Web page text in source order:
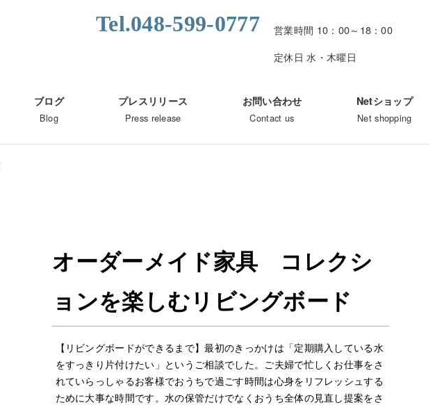
Tel.048-599-0777
営業時間 10：00～18：00
定休日 水・木曜日
ブログ
Blog
プレスリリース
Press release
お問い合わせ
Contact us
Netショップ
Net shopping
オーダーメイド家具 コレクシ
ョンを楽しむリビングボード
【リビングボードができるまで】最初のきっかけは「定期購入している水
をすっきり片付けたい」というご相談でした。ご夫婦で忙しくお仕事をさ
れていらっしゃるお客様でおうちで過ごす時間は心身をリフレッシュする
ために大事な時間です。水の保管だけでなくおうち全体の見直し提案をさ